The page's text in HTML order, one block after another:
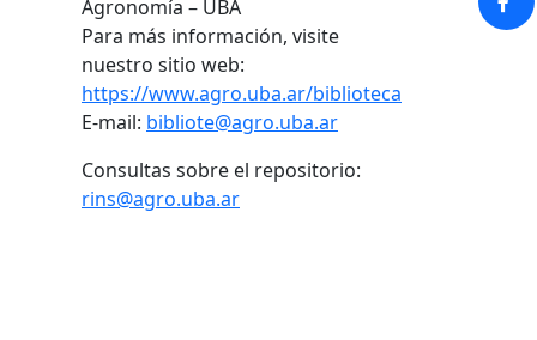
Agronomía – UBA
Para más información, visite
nuestro sitio web:
https://www.agro.uba.ar/biblioteca
E-mail: bibliote@agro.uba.ar
Consultas sobre el repositorio:
rins@agro.uba.ar